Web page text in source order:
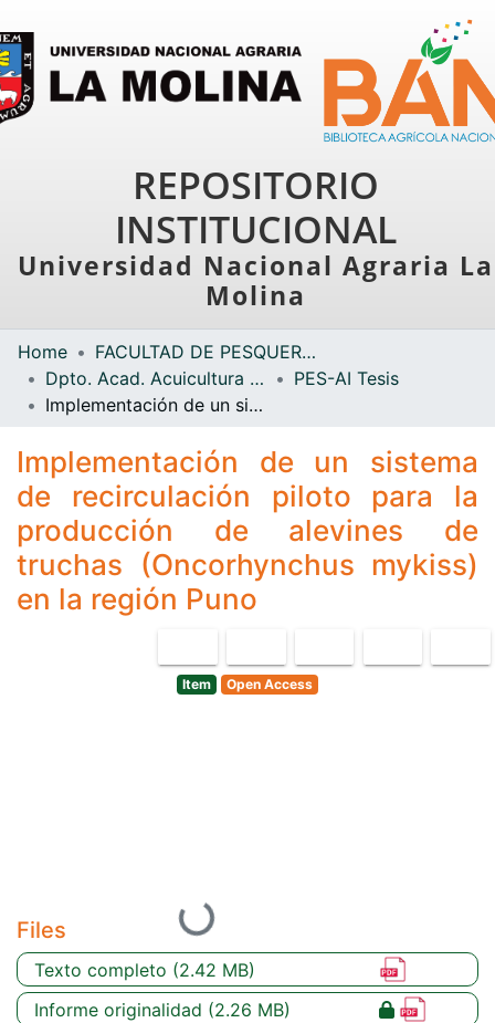
REPOSITORIO
INSTITUCIONAL
Universidad Nacional Agraria La
Molina
Home
FACULTAD DE PESQUERÍA
Dpto. Acad. Acuicultura e Industrias Pesqueras
PES-AI Tesis
Implementación de un sistema de recirculación piloto para la producción de alevines de truchas (Oncorhynchus mykiss) en la región Puno
Implementación de un sistema
de recirculación piloto para la
producción de alevines de
truchas (Oncorhynchus mykiss)
en la región Puno
Item Open Access
Loading...
Files
Texto completo (2.42 MB)
Informe originalidad (2.26 MB)